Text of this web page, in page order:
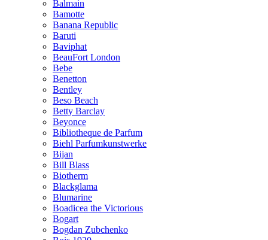
Balmain
Bamotte
Banana Republic
Baruti
Baviphat
BeauFort London
Bebe
Benetton
Bentley
Beso Beach
Betty Barclay
Beyonce
Bibliotheque de Parfum
Biehl Parfumkunstwerke
Bijan
Bill Blass
Biotherm
Blackglama
Blumarine
Boadicea the Victorious
Bogart
Bogdan Zubchenko